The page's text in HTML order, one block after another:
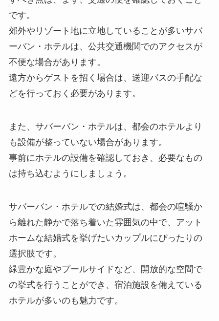
です。
郊外やリゾート地に立地していることが多いサバ
ーバン・ホテルは、公共交通機関でのアクセスが
不便な場合があります。
遠方からゲストを招く場合は、送迎バスの手配な
どを行っておく必要があります。
また、サバーバン・ホテルは、都会のホテルより
も設備が整っていない場合があります。
事前にホテルの設備を確認しておき、必要なもの
は持ち込むようにしましょう。
サバーバン・ホテルでの結婚式は、都会の喧騒か
ら離れた静かで落ち着いた雰囲気の中で、アット
ホームな結婚式を挙げたいカップルにぴったりの
選択肢です。
緑豊かな庭やプールサイドなど、開放的な空間で
の挙式を行うことができ、宿泊施設を備えている
ホテルが多いのも魅力です。